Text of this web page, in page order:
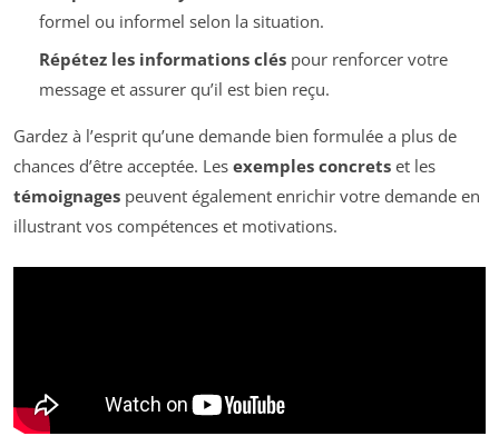
formel ou informel selon la situation.
Répétez les informations cléspour renforcer votre
message et assurer qu’il est bien reçu.
Gardez à l’esprit qu’une demande bien formulée a plus de
chances d’être acceptée. Les exemples concrets et les
témoignages peuvent également enrichir votre demande en
illustrant vos compétences et motivations.